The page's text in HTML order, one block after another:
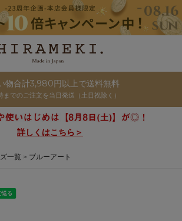
物合計3,980円以上で送料無料
でのご注文を当日発送（土日祝除く）
詳しくはこちら＞
一覧 ブルーアート